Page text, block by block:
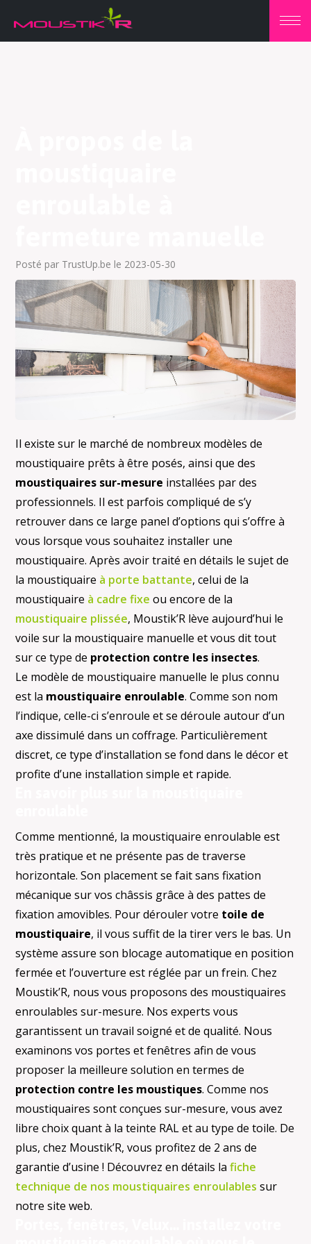
Posté par TrustUp.be le 2023-05-30
Il existe sur le marché de nombreux modèles de
moustiquaire prêts à être posés, ainsi que des
moustiquaires sur-mesure installées par des
professionnels. Il est parfois compliqué de s’y
retrouver dans ce large panel d’options qui s’offre à
vous lorsque vous souhaitez installer une
moustiquaire. Après avoir traité en détails le sujet de
la moustiquaire à porte battante, celui de la
moustiquaire à cadre fixe ou encore de la
moustiquaire plissée, Moustik’R lève aujourd’hui le
voile sur la moustiquaire manuelle et vous dit tout
sur ce type de protection contre les insectes.
Le modèle de moustiquaire manuelle le plus connu
est la moustiquaire enroulable. Comme son nom
l’indique, celle-ci s’enroule et se déroule autour d’un
axe dissimulé dans un coffrage. Particulièrement
discret, ce type d’installation se fond dans le décor et
profite d’une installation simple et rapide.
Comme mentionné, la moustiquaire enroulable est
très pratique et ne présente pas de traverse
horizontale. Son placement se fait sans fixation
mécanique sur vos châssis grâce à des pattes de
fixation amovibles. Pour dérouler votre toile de
moustiquaire, il vous suffit de la tirer vers le bas. Un
système assure son blocage automatique en position
fermée et l’ouverture est réglée par un frein. Chez
Moustik’R, nous vous proposons des moustiquaires
enroulables sur-mesure. Nos experts vous
garantissent un travail soigné et de qualité. Nous
examinons vos portes et fenêtres afin de vous
proposer la meilleure solution en termes de
protection contre les moustiques. Comme nos
moustiquaires sont conçues sur-mesure, vous avez
libre choix quant à la teinte RAL et au type de toile. De
plus, chez Moustik’R, vous profitez de 2 ans de
garantie d’usine ! Découvrez en détails lafiche
technique de nos moustiquaires enroulables sur
notre site web.